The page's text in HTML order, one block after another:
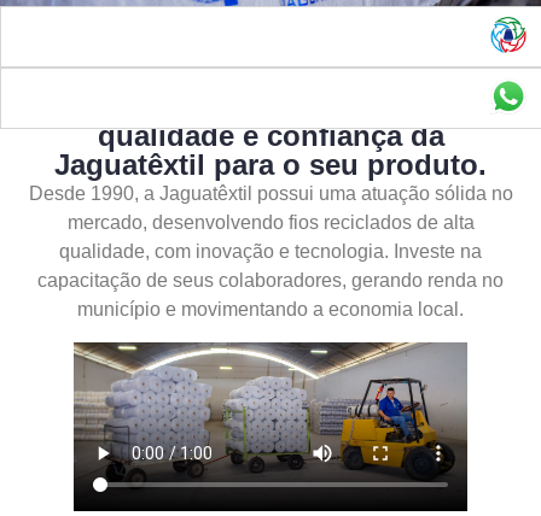
qualidade e confiança da
Jaguatêxtil para o seu produto.
Desde 1990, a Jaguatêxtil possui uma atuação sólida no
mercado, desenvolvendo fios reciclados de alta
qualidade, com inovação e tecnologia. Investe na
capacitação de seus colaboradores, gerando renda no
município e movimentando a economia local.